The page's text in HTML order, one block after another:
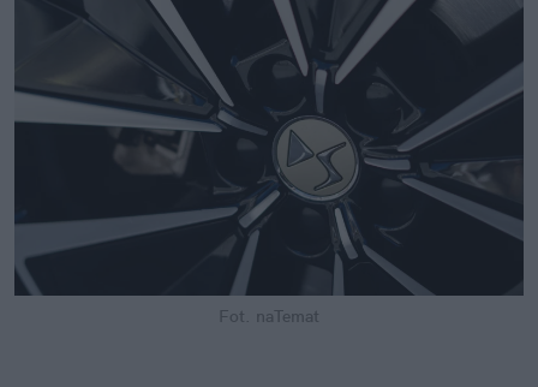
Fot. naTemat